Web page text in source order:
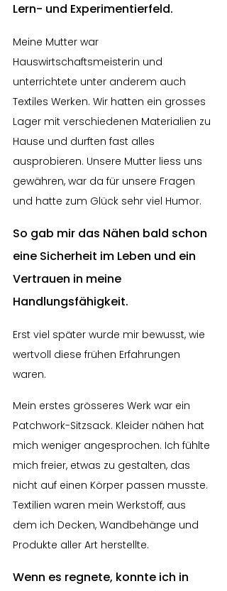
Lern- und Experimentierfeld.
Meine Mutter war
Hauswirtschaftsmeisterin und
unterrichtete unter anderem auch
Textiles Werken. Wir hatten ein grosses
Lager mit verschiedenen Materialien zu
Hause und durften fast alles
ausprobieren. Unsere Mutter liess uns
gewähren, war da für unsere Fragen
und hatte zum Glück sehr viel Humor.
So gab mir das Nähen bald schon
eine Sicherheit im Leben und ein
Vertrauen in meine
Handlungsfähigkeit.
Erst viel später wurde mir bewusst, wie
wertvoll diese frühen Erfahrungen
waren.
Mein erstes grösseres Werk war ein
Patchwork-Sitzsack. Kleider nähen hat
mich weniger angesprochen. Ich fühlte
mich freier, etwas zu gestalten, das
nicht auf einen Körper passen musste.
Textilien waren mein Werkstoff, aus
dem ich Decken, Wandbehänge und
Produkte aller Art herstellte.
Wenn es regnete, konnte ich in